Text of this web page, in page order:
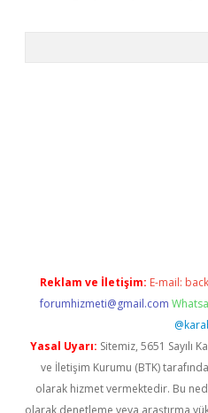
Reklam ve İletişim: E-mail:
forumhizmeti@gmail.com
Yasal Uyarı: Sitemiz, 5651 Sayılı
ve İletişim Kurumu (BTK)
olarak hizmet vermektedir. Bu
olarak denetleme veya araştırma